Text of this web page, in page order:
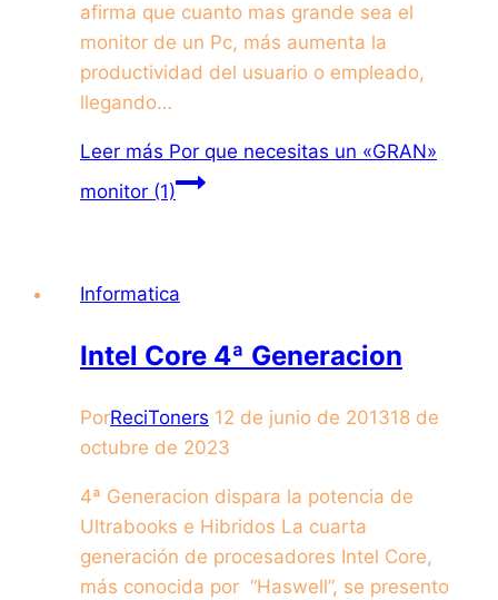
afirma que cuanto mas grande sea el
monitor de un Pc, más aumenta la
productividad del usuario o empleado,
llegando…
Leer más Por que necesitas un «GRAN»
monitor (1)
Informatica
Intel Core 4ª Generacion
PorReciToners 12 de junio de 201318 de
octubre de 2023
4ª Generacion dispara la potencia de
Ultrabooks e Hibridos La cuarta
generación de procesadores Intel Core,
más conocida por “Haswell”, se presento